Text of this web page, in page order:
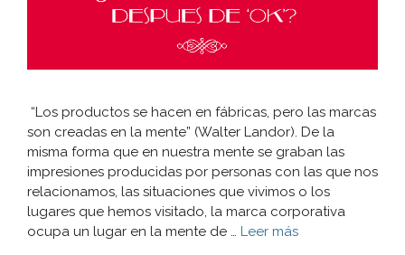
“Los productos se hacen en fábricas, pero las marcas
son creadas en la mente” (Walter Landor). De la
misma forma que en nuestra mente se graban las
impresiones producidas por personas con las que nos
relacionamos, las situaciones que vivimos o los
lugares que hemos visitado, la marca corporativa
ocupa un lugar en la mente de … Leer más